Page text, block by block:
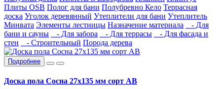
Плиты OSB Полог для бани Полубревно Кело Террасная
доска Уголок деревянный Утеплители для бани Утеплитель
Минвата Элементы лестницы Назначение материала
- Для
бани и сауны
- Для забора - Для террасы
- Для фасада и
стен
- Строительный Порода дерева
Подробнее
Доска пола Сосна 27х135 мм сорт АВ